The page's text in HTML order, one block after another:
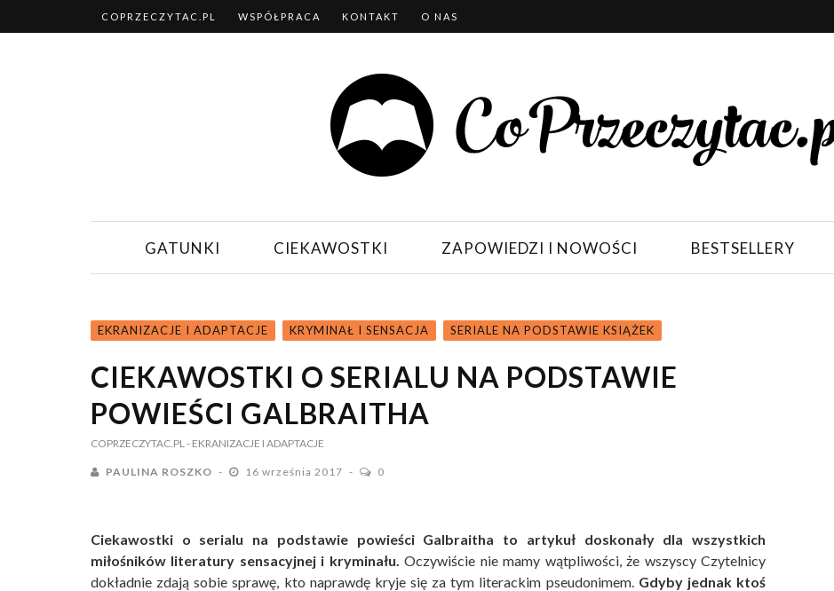
COPRZECZYTAC.PL WSPÓŁPRACA KONTAKT O NAS
GATUNKI CIEKAWOSTKI ZAPOWIEDZI I NOWOŚCI BESTSELLERY
EKRANIZACJE I ADAPTACJE KRYMINAŁ I SENSACJA SERIALE NA PODSTAWIE KSIĄŻEK
CIEKAWOSTKI O SERIALU NA PODSTAWIE
POWIEŚCI GALBRAITHA
COPRZECZYTAC.PL- EKRANIZACJE I ADAPTACJE
PAULINA ROSZKO 16 września 2017 0
Ciekawostki o serialu na podstawie powieści Galbraitha to artykuł doskonały dla wszystkich
miłośników literatury sensacyjnej i kryminału. Oczywiście nie mamy wątpliwości, że wszyscy Czytelnicy
dokładnie zdają sobie sprawę, kto naprawdę kryje się za tym literackim pseudonimem. Gdyby jednak ktoś